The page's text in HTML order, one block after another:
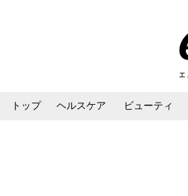
トップ ヘルスケア ビューティ